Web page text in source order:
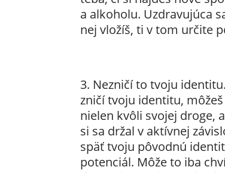
a alkoholu. Uzdravujúca
nej vložíš, ti v tom určite
Nezničí to tvoju
zničí tvoju identitu,
nielen kvôli svojej droge,
si sa držal v aktívnej
späť tvoju pôvodnú
potenciál. Môže to iba